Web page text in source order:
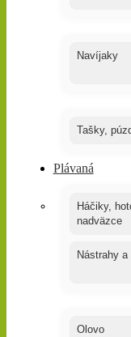
Navíjaky
Tašky,
Plávaná
Háčiky,
nadväzce
Nástrahy
Olovo